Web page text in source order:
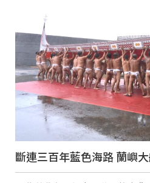
斷連三百年藍色海路 蘭嶼